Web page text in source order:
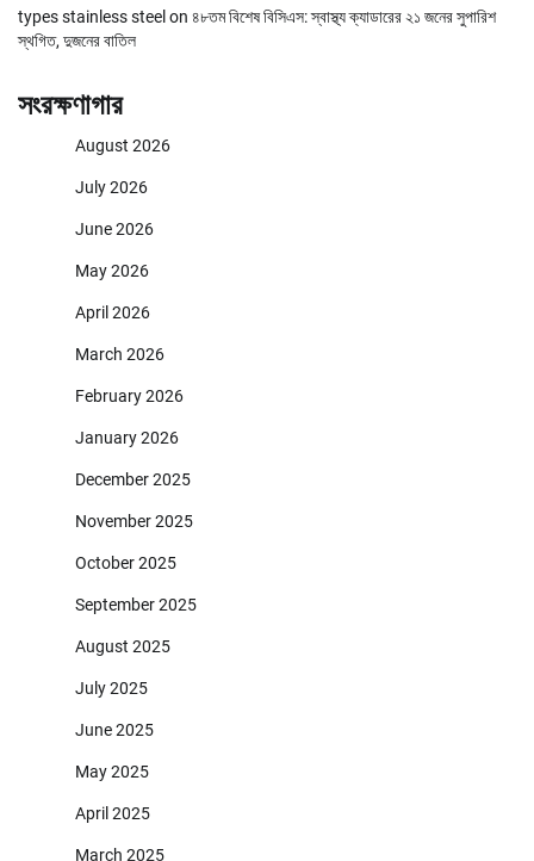
types stainless steel on ৪৮তম বিশেষ বিসিএস: স্বাস্থ্য ক্যাডারের ২১ জনের সুপারিশ
স্থগিত, দুজনের বাতিল
সংরক্ষণাগার
August 2026
July 2026
June 2026
May 2026
April 2026
March 2026
February 2026
January 2026
December 2025
November 2025
October 2025
September 2025
August 2025
July 2025
June 2025
May 2025
April 2025
March 2025